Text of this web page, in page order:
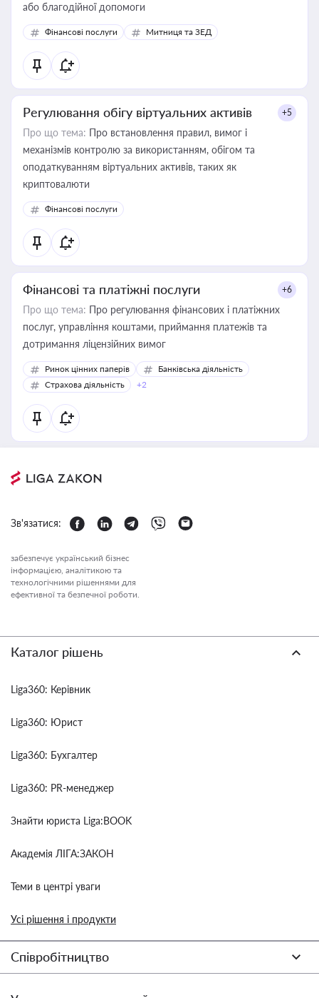
або благодійної допомоги
Фінансові послуги Митниця та ЗЕД
Регулювання обігу віртуальних активів +5
Про що тема: Про встановлення правил, вимог і
механізмів контролю за використанням, обігом та
оподаткуванням віртуальних активів, таких як
криптовалюти
Фінансові послуги
Фінансові та платіжні послуги +6
Про що тема: Про регулювання фінансових і платіжних
послуг, управління коштами, приймання платежів та
дотримання ліцензійних вимог
Ринок цінних паперів
Банківська діяльність
Страхова діяльність
+2
Зв'язатися:
забезпечує український бізнес
інформацією, аналітикою та
технологічними рішеннями для
ефективної та безпечної роботи.
Каталог рішень
Liga360: Керівник
Liga360: Юрист
Liga360: Бухгалтер
Liga360: PR-менеджер
Знайти юриста Liga:BOOK
Академія ЛІГА:ЗАКОН
Теми в центрі уваги
Усі рішення і продукти
Співробітництво